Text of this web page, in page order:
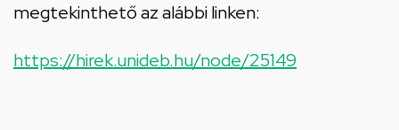
megtekinthető az alábbi linken:
https://hirek.unideb.hu/node/25149